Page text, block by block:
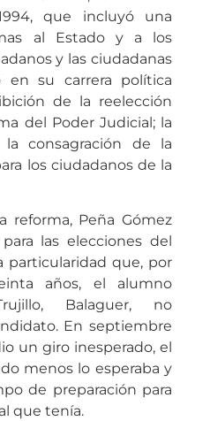
que incluyó una
al Estado y a los
y las ciudadanas
su carrera política
de la reelección
del Poder Judicial; la
consagración de la
los ciudadanos de la
reforma, Peña Gómez
las elecciones del
particularidad que, por
años, el alumno
Balaguer, no
En septiembre
un giro inesperado, el
menos lo esperaba y
de preparación para
que tenía.